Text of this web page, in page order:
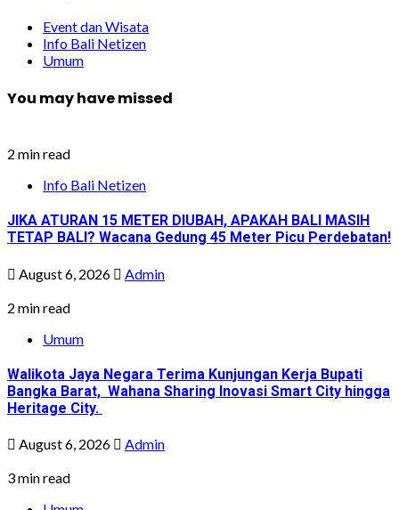
Event dan Wisata
Info Bali Netizen
Umum
You may have missed
2 min read
Info Bali Netizen
JIKA ATURAN 15 METER DIUBAH, APAKAH BALI MASIH
TETAP BALI? Wacana Gedung 45 Meter Picu Perdebatan!
August 6, 2026
Admin
2 min read
Umum
Walikota Jaya Negara Terima Kunjungan Kerja Bupati
Bangka Barat, Wahana Sharing Inovasi Smart City hingga
Heritage City.
August 6, 2026
Admin
3 min read